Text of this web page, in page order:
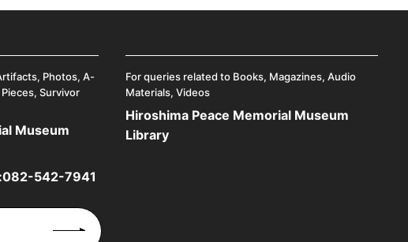
Photos, A-
Survivor
Museum
For queries related to Books, Magazines, Audio
Materials, Videos
Hiroshima Peace Memorial Museum
Library
542-7941